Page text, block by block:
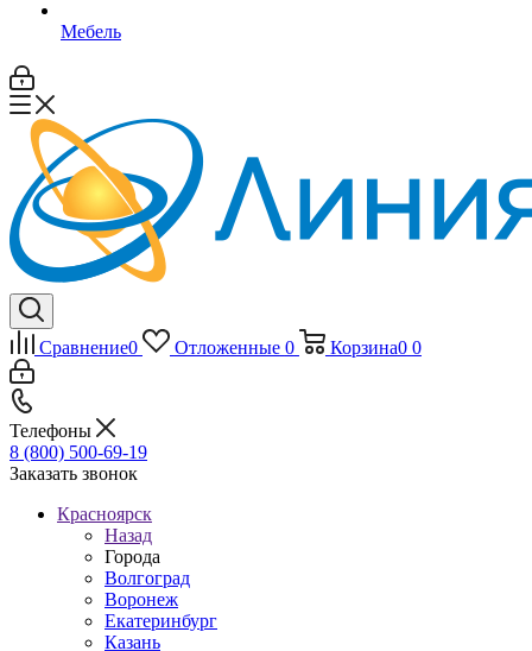
Мебель
Сравнение0 Отложенные 0 Корзина0 0
Телефоны
8 (800) 500-69-19
Заказать звонок
Красноярск
Назад
Города
Волгоград
Воронеж
Екатеринбург
Казань